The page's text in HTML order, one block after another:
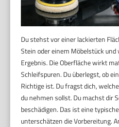
Du stehst vor einer lackierten
Stein oder einem Möbelstück
Ergebnis. Die Oberfläche wirkt
Schleifspuren. Du überlegst, ob
Richtige ist. Du fragst dich,
du nehmen sollst. Du machst dir
beschädigen. Das ist eine
unterschätzen die Vorbereitung.